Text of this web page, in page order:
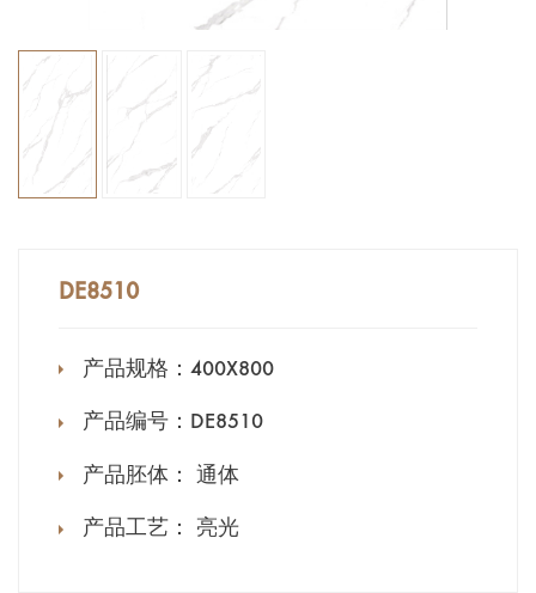
DE8510
产品规格：400X800
产品编号： DE8510
产品胚体：通体
产品工艺： 亮光